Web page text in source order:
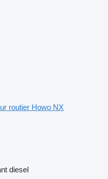
routier Howo NX
diesel